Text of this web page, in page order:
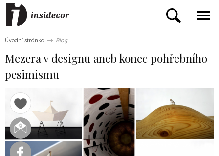
Úvodní stránka Blog
Mezera v designu aneb konec pohřebního
pesimismu